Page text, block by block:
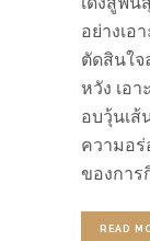
อย่างเอ
ตัดสินใจ
หวัง เอ
อบวุ้นเ
ความอร่
ของการ
READ